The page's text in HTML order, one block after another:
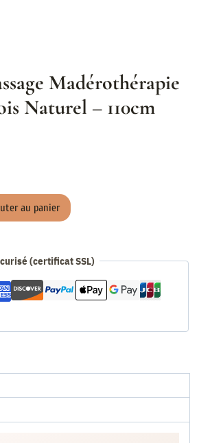
Madérothérapie
Naturel – 110cm
au panier
(certificat SSL)